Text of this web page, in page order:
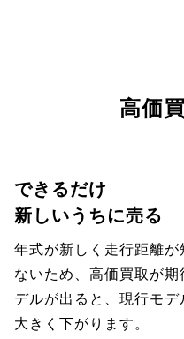
高価
できるだけ
新しいうちに売る
年式が新しく走行距離
ないため、高価買取が
デルが出ると、現行モ
大きく下がります。